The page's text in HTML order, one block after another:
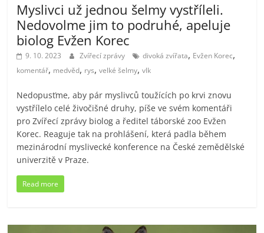
Myslivci už jednou šelmy vystříleli.
Nedovolme jim to podruhé, apeluje
biolog Evžen Korec
9. 10. 2023 Zvířecí zprávy divoká zvířata, Evžen Korec,
komentář, medvěd, rys,velké šelmy,vlk
Nedopusťme, aby pár myslivců toužících po krvi znovu
vystřílelo celé živočišné druhy, píše ve svém komentáři
pro Zvířecí zprávy biolog a ředitel táborské zoo Evžen
Korec. Reaguje tak na prohlášení, která padla během
mezinárodní myslivecké konference na České zemědělské
univerzitě v Praze.
Read more